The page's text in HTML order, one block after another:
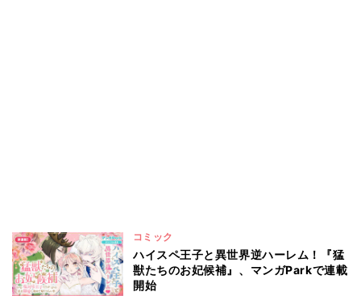
コミック
ハイスペ王子と異世界逆ハーレム！『猛
獣たちのお妃候補』、マンガParkで連載
開始